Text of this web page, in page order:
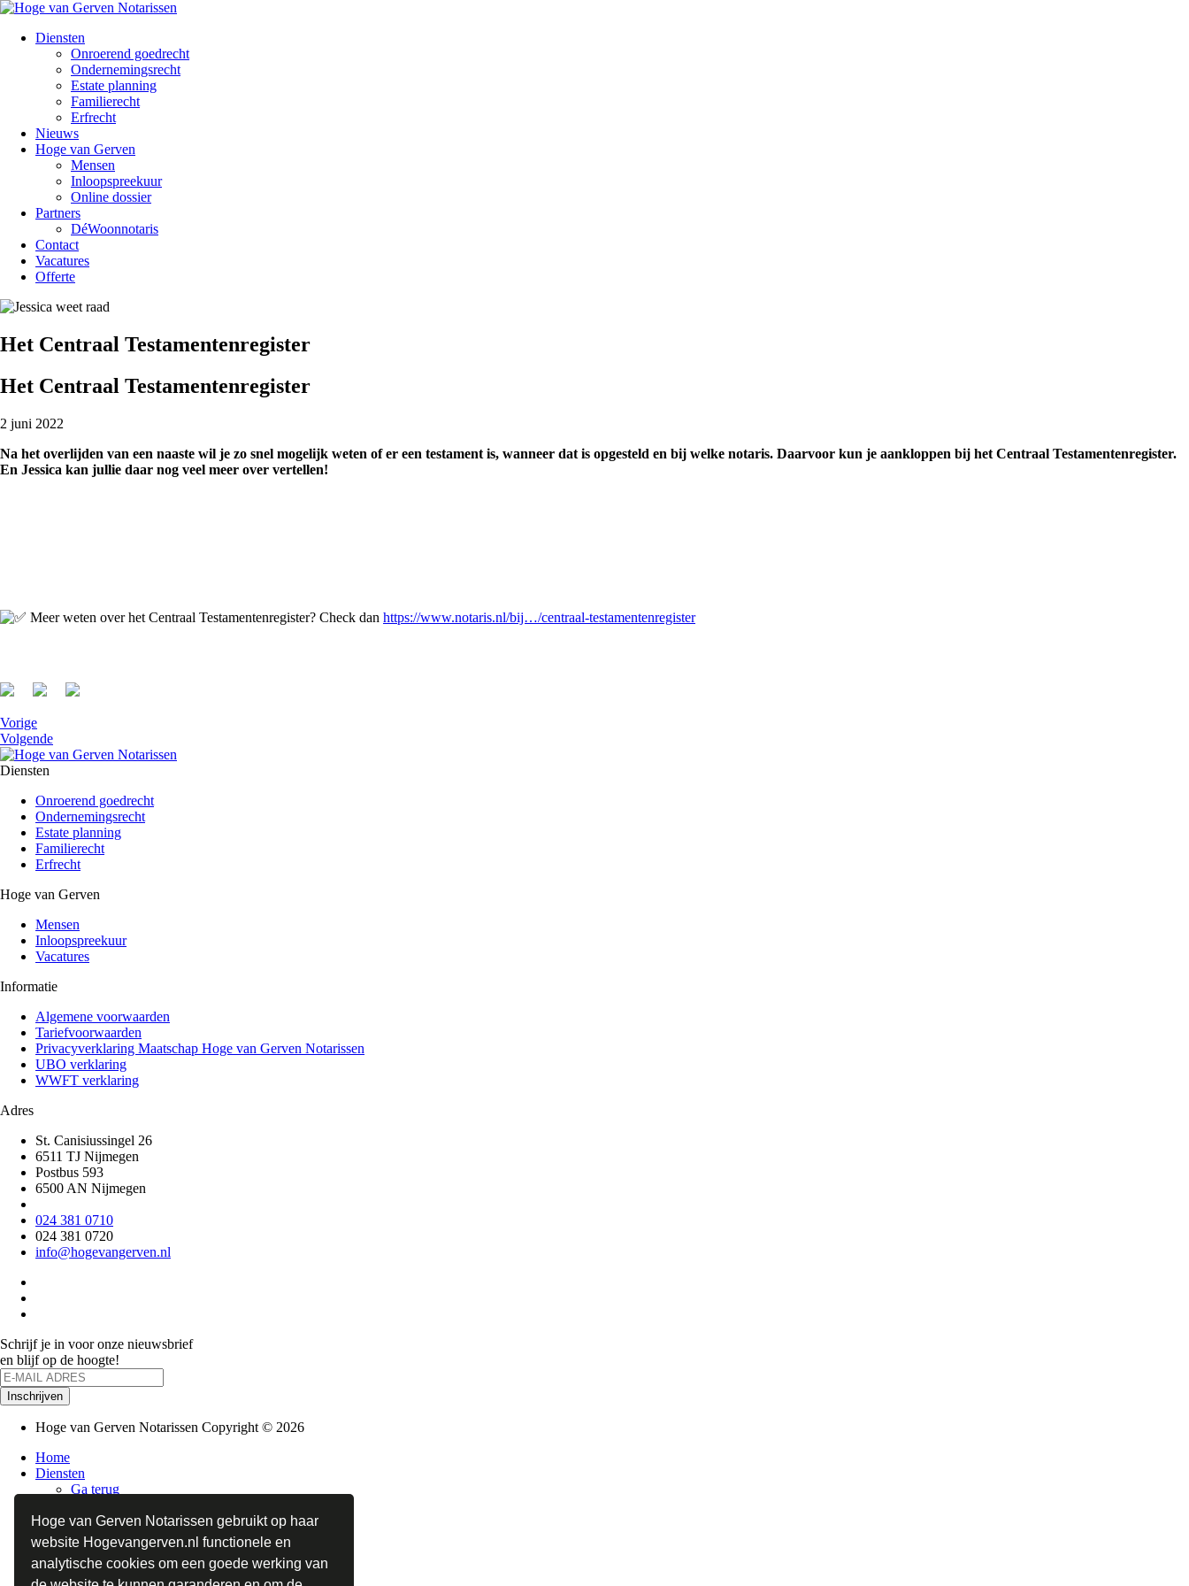
Hoge van Gerven Notarissen gebruikt op haar
website Hogevangerven.nl functionele en
analytische cookies om een goede werking van
Diensten
Onroerend goedrecht
Ondernemingsrecht
Estate planning
Familierecht
Erfrecht
Nieuws
Hoge van Gerven
Mensen
Inloopspreekuur
Online dossier
Partners
DéWoonnotaris
Contact
Vacatures
Offerte
Het Centraal Testamentenregister
Het Centraal Testamentenregister
2 juni 2022
Na het overlijden van een naaste wil je zo snel mogelijk weten of er een testament is, wanneer dat is opgesteld en bij welke notaris. Daarvoor kun je aankloppen bij het Centraal Testamentenregister.
En Jessica kan jullie daar nog veel meer over vertellen!
Meer weten over het Centraal Testamentenregister? Check dan https://www.notaris.nl/bij…/centraal-testamentenregister
Vorige
Volgende
Diensten
Onroerend goedrecht
Ondernemingsrecht
Estate planning
Familierecht
Erfrecht
Hoge van Gerven
Mensen
Inloopspreekuur
Vacatures
Informatie
Algemene voorwaarden
Tariefvoorwaarden
Privacyverklaring Maatschap Hoge van Gerven Notarissen
UBO verklaring
WWFT verklaring
Adres
St. Canisiussingel 26
6511 TJ Nijmegen
Postbus 593
6500 AN Nijmegen
024 381 0710
024 381 0720
info@hogevangerven.nl
Schrijf je in voor onze nieuwsbrief
en blijf op de hoogte!
Hoge van Gerven Notarissen Copyright © 2026
Home
Diensten
Ga terug
Ondernemingsrecht
Estate planning
Familierecht
Erfrecht